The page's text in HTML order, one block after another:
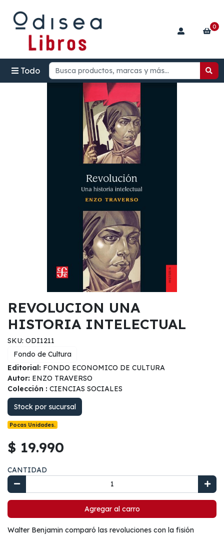
Todo
0
REVOLUCION UNA
HISTORIA INTELECTUAL
SKU: ODI1211
Fondo de Cultura
Editorial: FONDO ECONOMICO DE CULTURA
Autor: ENZO TRAVERSO
Colección : CIENCIAS SOCIALES
Stock por sucursal
Pocas Unidades.
$ 19.990
CANTIDAD
Agregar al carro
Walter Benjamin comparó las revoluciones con la fisión